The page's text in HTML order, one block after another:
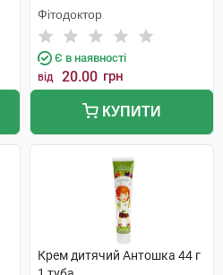
Фітодоктор
Є в наявності
від 20.00 грн
КУПИТИ
Крем дитячий Антошка 44 г